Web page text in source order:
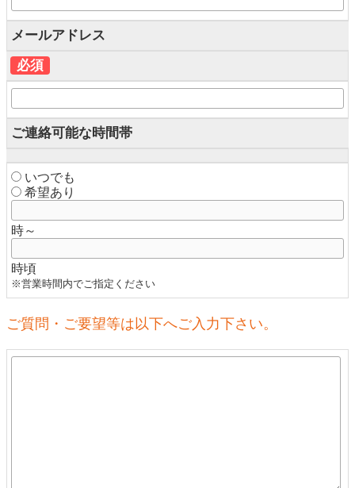
メールアドレス
必須
ご連絡可能な時間帯
いつでも
希望あり
時～
時頃
※営業時間内でご指定ください
ご質問・ご要望等は以下へご入力下さい。